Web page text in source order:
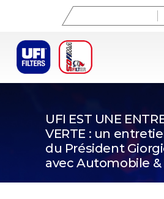
Rechercher :
UFI EST UNE
VERTE : un
du Président
avec Automobile &
9 octobre 2023